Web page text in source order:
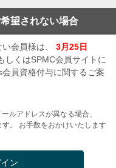
望されない場合
会員様は、 3月25日
しくはSPMC会員サイトに
員資格付与に関するご案
ルアドレスが異なる場合、
す。 お手数をおかけいたします
ン